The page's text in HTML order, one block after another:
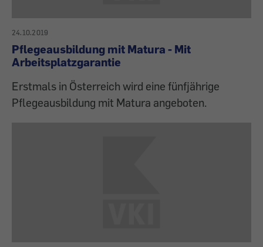
24.10.2019
Pflegeausbildung mit Matura - Mit
Arbeitsplatzgarantie
Erstmals in Österreich wird eine fünfjährige
Pflegeausbildung mit Matura angeboten.